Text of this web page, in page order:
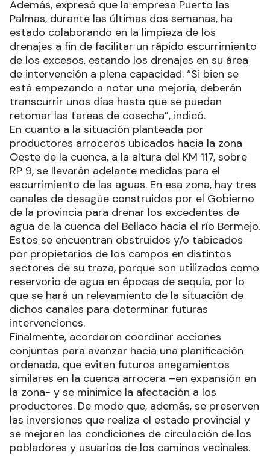
Además, expresó que la empresa Puerto las
Palmas, durante las últimas dos semanas, ha
estado colaborando en la limpieza de los
drenajes a fin de facilitar un rápido escurrimiento
de los excesos, estando los drenajes en su área
de intervención a plena capacidad. “Si bien se
está empezando a notar una mejoría, deberán
transcurrir unos días hasta que se puedan
retomar las tareas de cosecha”, indicó.
En cuanto a la situación planteada por
productores arroceros ubicados hacia la zona
Oeste de la cuenca, a la altura del KM 117, sobre
RP 9, se llevarán adelante medidas para el
escurrimiento de las aguas. En esa zona, hay tres
canales de desagüe construidos por el Gobierno
de la provincia para drenar los excedentes de
agua de la cuenca del Bellaco hacia el río Bermejo.
Estos se encuentran obstruidos y/o tabicados
por propietarios de los campos en distintos
sectores de su traza, porque son utilizados como
reservorio de agua en épocas de sequía, por lo
que se hará un relevamiento de la situación de
dichos canales para determinar futuras
intervenciones.
Finalmente, acordaron coordinar acciones
conjuntas para avanzar hacia una planificación
ordenada, que eviten futuros anegamientos
similares en la cuenca arrocera –en expansión en
la zona- y se minimice la afectación a los
productores. De modo que, además, se preserven
las inversiones que realiza el estado provincial y
se mejoren las condiciones de circulación de los
pobladores y usuarios de los caminos vecinales.